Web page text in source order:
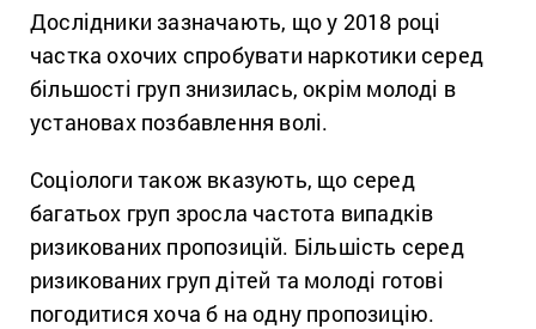
Дослідники зазначають, що у 2018 році
частка охочих спробувати наркотики серед
більшості груп знизилась, окрім молоді в
установах позбавлення волі.
Соціологи також вказують, що серед
багатьох груп зросла частота випадків
ризикованих пропозицій. Більшість серед
ризикованих груп дітей та молоді готові
погодитися хоча б на одну пропозицію.